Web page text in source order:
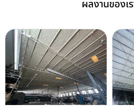
ผลงานของเ